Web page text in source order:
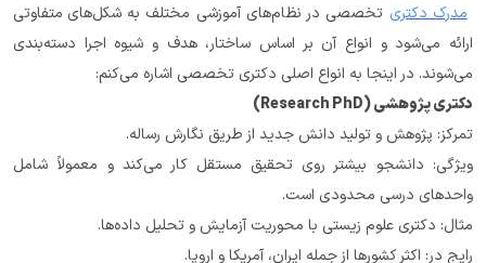
مدرک دکتری
می‌شوند. در اینجا به انواع اصلی دکتری تخصصی اشاره می‌کنم:
دکتری پژوهشی (Research PhD)
تمرکز: پژوهش و تولید دانش جدید از طریق نگارش رساله.
واحدهای درسی محدودی است.
مثال: دکتری علوم زیستی با محوریت آزمایش و تحلیل داده‌ها.
رایج در: اکثر کشورها از جمله ایران، آمریکا و اروپا.